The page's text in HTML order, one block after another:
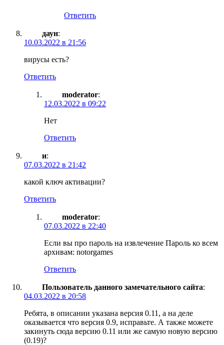
Ответить
даун:
10.03.2022 в 21:56
вирусы есть?
Ответить
moderator:
12.03.2022 в 09:22
Нет
Ответить
и:
07.03.2022 в 21:42
какой ключ активации?
Ответить
moderator:
07.03.2022 в 22:40
Если вы про пароль на извлечение Пароль ко всем
архивам: notorgames
Ответить
Пользователь данного замечательного сайта:
04.03.2022 в 20:58
Ребята, в описании указана версия 0.11, а на деле
оказывается что версия 0.9, исправьте. А также можете
закинуть сюда версию 0.11 или же самую новую версию
(0.19)?